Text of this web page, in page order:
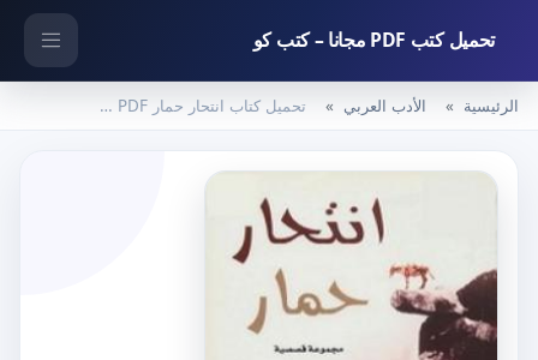
تحميل كتب PDF مجانا – كتب كو
الرئيسية الأدب العربي تحميل كتاب انتحار حمار PDF تأليف حسن مفتي مجانا [كامل]